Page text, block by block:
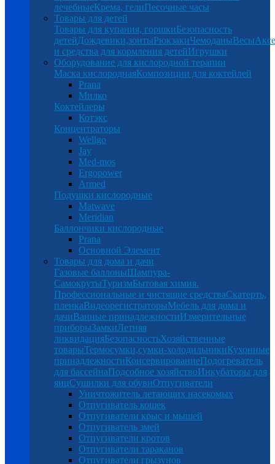
лечебныеКрема, гелиПесочные часы
Товары для детей
Товары для купания, горшкиБезопасность
детейДождевики,зонтыРюкзакиЧемоданыВесы
и средства для кормления детейИгрушки
Оборудование для кислородной терапии
Маска кислороднаяКомпозиции для коктейлей
Prana
Милко
Коктейлеры
Котэкс
Концентраторы
Wellgo
Jay
Med-mos
Ergopower
Armed
Подушки кислородные
Matwave
Meridian
Баллончики кислородные
Prana
Основной Элемент
Товары для дома и дачи
Газовые баллоныШампура-
СамокрутыТуризмБытовая химия.
Профессиональные и чистящие средстваСкатерть,
пленкаВидеорегистраторыМебель для дома и
дачиВанные принадлежностиИзмерительные
приборыЗамкиЛетняя
ликвидацияБезопасностьХозяйственные
товарыТермосумки,сумки-холодильникиКухонные
принадлежностиКонсервированиеПодогреватель
для бассейнаПодсобное хозяйствоИнкубаторы для
яицСушилки для обувиОтпугиватели
Уничтожитель летающих насекомых
Отпугиватель кошек
Отпугиватели крыс и мышей
Отпугиватель змей
Отпугиватели кротов
Отпугиватели тараканов
Отпугиватели грызунов